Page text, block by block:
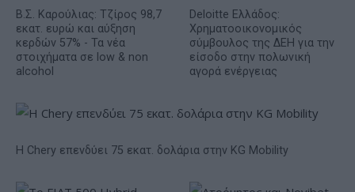
Β.Σ. Καρούλιας: Τζίρος 98,7
εκατ. ευρώ και αύξηση
κερδών 57% - Τα νέα
στοιχήματα σε low & non
alcohol
Deloitte Ελλάδος:
Χρηματοοικονομικός
σύμβουλος της ΔΕΗ για την
είσοδο στην πολωνική
αγορά ενέργειας
Η Chery επενδύει 75 εκατ. δολάρια στην KG Mobility